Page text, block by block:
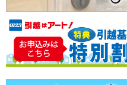
京阪本線すべての駅（2）
祇園四条（1）
阪急京都本線
低層マンション
太陽光発電